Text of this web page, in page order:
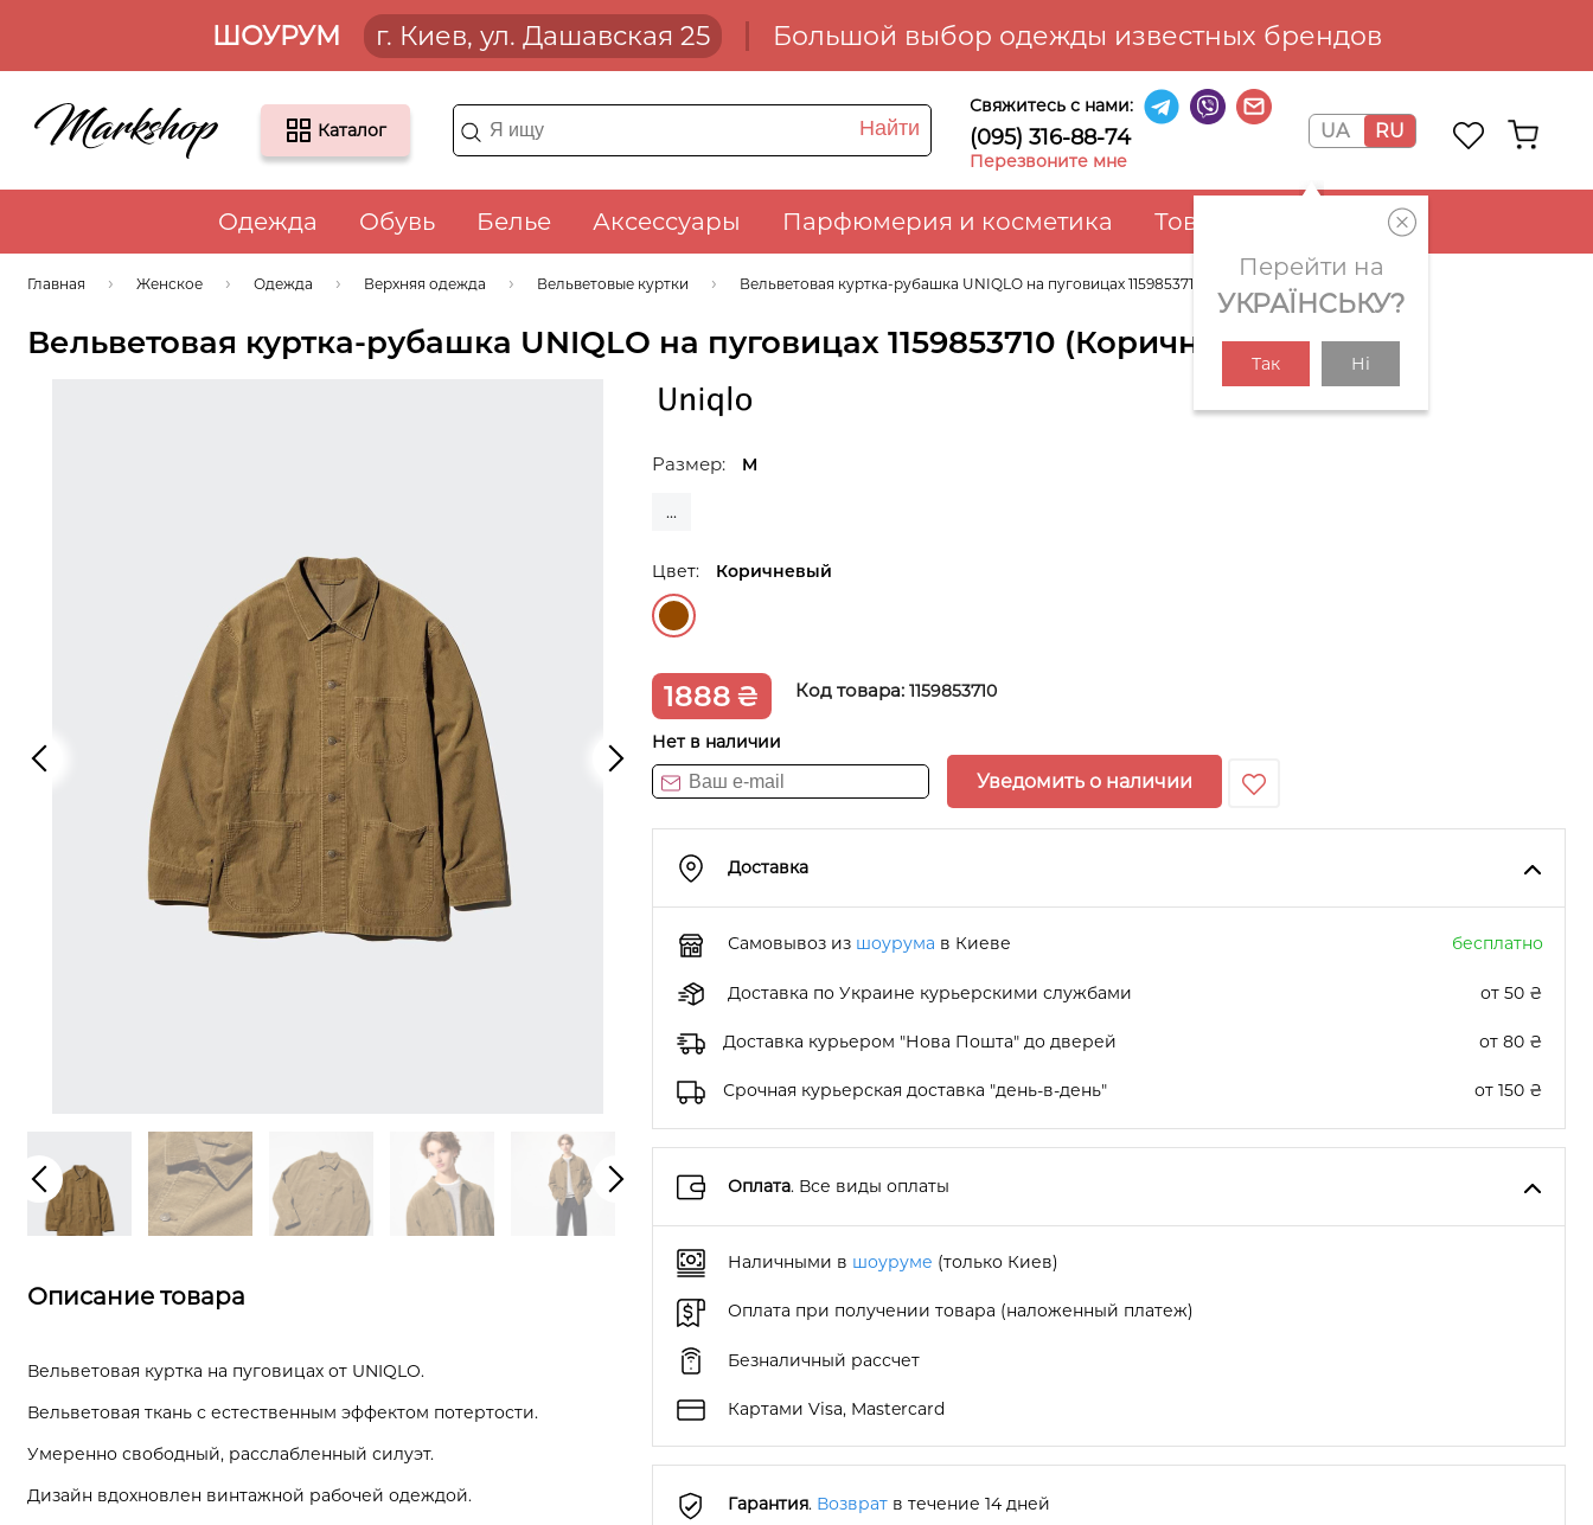
ШОУРУМ г. Киев, ул. Дашавская 25 Большой выбор одежды известных брендов
Каталог Найти
Свяжитесь с нами:
(095) 316-88-74
Перезвоните мне
UA RU
Перейти на
УКРАЇНСЬКУ?
Так Ні
Одежда Обувь Белье Аксессуары Парфюмерия и косметика Товары для дома
Главная Женское Одежда Верхняя одежда Вельветовые куртки Вельветовая куртка-рубашка UNIQLO на пуговицах 1159853710 (Коричневый M)
Вельветовая куртка-рубашка UNIQLO на пуговицах 1159853710 (Коричневый M)
Размер: M
...
Цвет: Коричневый
1888 ₴ Код товара:1159853710
Нет в наличии
Уведомить о наличии
Доставка
Самовывоз из шоурума в Киеве бесплатно
Доставка по Украине курьерскими службами от 50 ₴
Доставка курьером "Нова Пошта" до дверей от 80 ₴
Срочная курьерская доставка "день-в-день" от 150 ₴
Оплата. Все виды оплаты
Наличными в шоуруме (только Киев)
Оплата при получении товара (наложенный платеж)
Безналичный рассчет
Картами Visa, Mastercard
Гарантия. Возврат в течение 14 дней
Описание товара
Вельветовая куртка на пуговицах от UNIQLO.
Вельветовая ткань с естественным эффектом потертости.
Умеренно свободный, расслабленный силуэт.
Дизайн вдохновлен винтажной рабочей одеждой.